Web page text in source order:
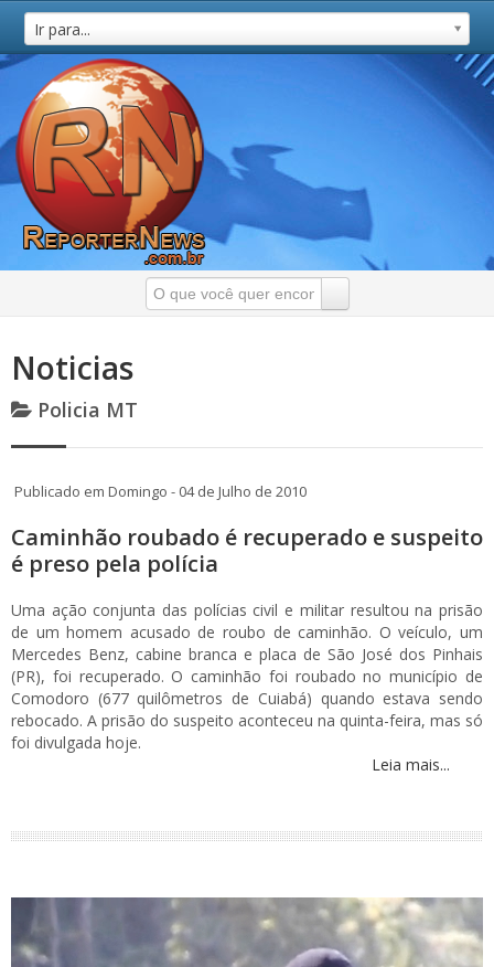
Ir para...
Noticias
Policia MT
Publicado em Domingo - 04 de Julho de 2010
Caminhão roubado é recuperado e suspeito
é preso pela polícia
Uma ação conjunta das polícias civil e militar resultou na prisão
de um homem acusado de roubo de caminhão. O veículo, um
Mercedes Benz, cabine branca e placa de São José dos Pinhais
(PR), foi recuperado. O caminhão foi roubado no município de
Comodoro (677 quilômetros de Cuiabá) quando estava sendo
rebocado. A prisão do suspeito aconteceu na quinta-feira, mas só
foi divulgada hoje.
Leia mais...